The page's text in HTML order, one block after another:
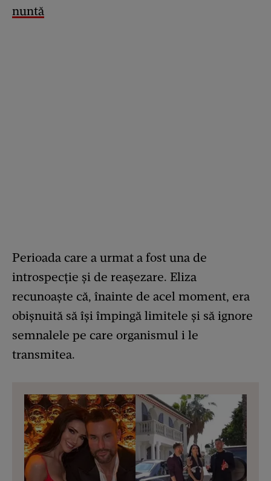
nuntă
Perioada care a urmat a fost una de
introspecție și de reașezare. Eliza
recunoaște că, înainte de acel moment, era
obișnuită să își împingă limitele și să ignore
semnalele pe care organismul i le
transmitea.